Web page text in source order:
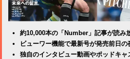
約10,000本の「Number」記事が読み
ビューワー機能で最新号が発売前日の
独自のインタビュー動画やポッドキャ